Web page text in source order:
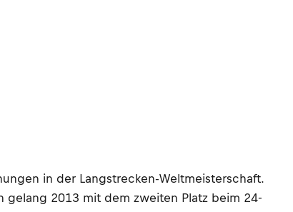
in der Langstrecken-Weltmeisterschaft.
gelang 2013 mit dem zweiten Platz beim 24-